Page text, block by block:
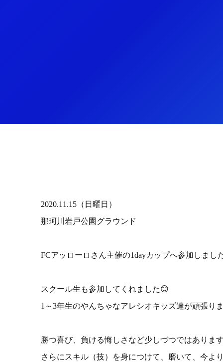
2020.11.15（日曜日）
那珂川岩戸公園グラウンド
FCアッローロさん主催の1dayカップへ参加しまし
スクール生も参加してくれました😊
1～3年生のやんちゃなアレシオキッズ達が頑張り
勝つ喜び、負ける悔しさなど少しづつではありま
さらにスキル（技）を身につけて、磨いて、今よ